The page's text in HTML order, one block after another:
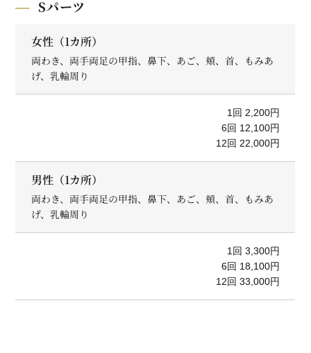
Sパーツ
女性（1カ所）
両わき、両手両足の甲指、鼻下、あご、頬、首、もみあ
げ、乳輪周り
1回 2,200円
6回 12,100円
12回 22,000円
男性（1カ所）
両わき、両手両足の甲指、鼻下、あご、頬、首、もみあ
げ、乳輪周り
1回 3,300円
6回 18,100円
12回 33,000円